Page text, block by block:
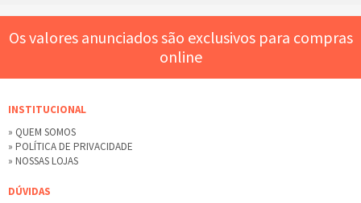
Os valores anunciados são exclusivos para compras
online
INSTITUCIONAL
» QUEM SOMOS
» POLÍTICA DE PRIVACIDADE
» NOSSAS LOJAS
DÚVIDAS